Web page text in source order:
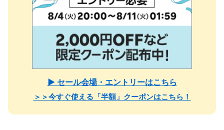
▶ セール会場・エントリーはこちら
＞＞今すぐ使える「半額」クーポンはこちら！